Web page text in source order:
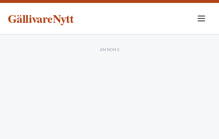
GällivareNytt
ANNONS